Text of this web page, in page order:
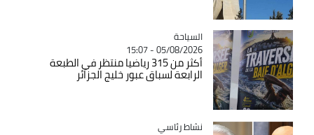
Catégorie
السياحة
05/08/2026 - 15:07
أكثر من 315 رياضيا منتظر في الطبعة
الرابعة لسباق عبور خليج الجزائر
Catégorie
نشاط رئاسي